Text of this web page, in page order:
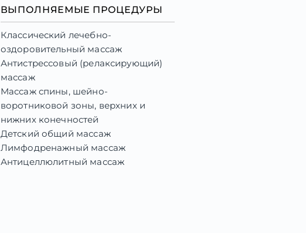
массаж»,2021г.
ВЫПОЛНЯЕМЫЕ ПРОЦЕДУРЫ
Классический лечебно-
оздоровительный массаж
Антистрессовый (релаксирующий)
массаж
Массаж спины, шейно-
воротниковой зоны, верхних и
нижних конечностей
Детский общий массаж
Лимфодренажный массаж
Антицеллюлитный массаж